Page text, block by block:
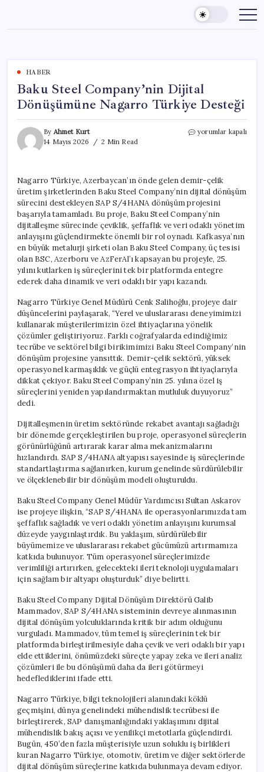
content
HABER
Baku Steel Company’nin Dijital
Dönüşümüne Nagarro Türkiye Desteği
By Ahmet Kurt
14 Mayıs 2026
2 Min Read
Baku
Nagarro
Türkiye
Desteği
için
yorumlar kapalı
Nagarro Türkiye, Azerbaycan’ın önde gelen demir-çelik
üretim şirketlerinden Baku Steel Company’nin dijital dönüşüm
sürecini destekleyen SAP S/4HANA dönüşüm projesini
başarıyla tamamladı. Bu proje, Baku Steel Company’nin
dijitalleşme sürecinde çeviklik, şeffaflık ve veri odaklı yönetim
anlayışını güçlendirmekte önemli bir rol oynadı. Kafkasya’nın
en büyük metalurji şirketi olan Baku Steel Company, üç tesisi
olan BSC, Azerboru ve AzFerAl’ı kapsayan bu projeyle, 25.
yılını kutlarken iş süreçlerini tek bir platformda entegre
ederek daha dinamik ve veri odaklı bir yapı kazandı.
Nagarro Türkiye Genel Müdürü Cenk Salihoğlu, projeye dair
düşüncelerini paylaşarak, “Yerel ve uluslararası deneyimimizi
kullanarak müşterilerimizin özel ihtiyaçlarına yönelik
çözümler geliştiriyoruz. Farklı coğrafyalarda edindiğimiz
tecrübe ve sektörel bilgi birikimimizi Baku Steel Company’nin
dönüşüm projesine yansıttık. Demir-çelik sektörü, yüksek
operasyonel karmaşıklık ve güçlü entegrasyon ihtiyaçlarıyla
dikkat çekiyor. Baku Steel Company’nin 25. yılına özel iş
süreçlerini yeniden yapılandırmaktan mutluluk duyuyoruz”
dedi.
Dijitalleşmenin üretim sektöründe rekabet avantajı sağladığı
bir dönemde gerçekleştirilen bu proje, operasyonel süreçlerin
görünürlüğünü artırarak karar alma mekanizmalarını
hızlandırdı. SAP S/4HANA altyapısı sayesinde iş süreçlerinde
standartlaştırma sağlanırken, kurum genelinde sürdürülebilir
ve ölçeklenebilir bir dönüşüm modeli oluşturuldu.
Baku Steel Company Genel Müdür Yardımcısı Sultan Askarov
ise projeye ilişkin, “SAP S/4HANA ile operasyonlarımızda tam
şeffaflık sağladık ve veri odaklı yönetim anlayışını kurumsal
düzeyde yaygınlaştırdık. Bu yaklaşım, sürdürülebilir
büyümemize ve uluslararası rekabet gücümüzü artırmamıza
katkıda bulunuyor. Tüm operasyonel süreçlerimizde
verimliliği artırırken, gelecekteki ileri teknoloji uygulamaları
için sağlam bir altyapı oluşturduk” diye belirtti.
Baku Steel Company Dijital Dönüşüm Direktörü Galib
Mammadov, SAP S/4HANA sisteminin devreye alınmasının
dijital dönüşüm yolculuklarında kritik bir adım olduğunu
vurguladı. Mammadov, tüm temel iş süreçlerinin tek bir
platformda birleştirilmesiyle daha çevik ve veri odaklı bir yapı
elde ettiklerini, önümüzdeki süreçte yapay zeka ve ileri analiz
çözümleri ile bu dönüşümü daha da ileri götürmeyi
hedeflediklerini ifade etti.
Nagarro Türkiye, bilgi teknolojileri alanındaki köklü
geçmişini, dünya genelindeki mühendislik tecrübesi ile
birleştirerek, SAP danışmanlığındaki yaklaşımını dijital
mühendislik bakış açısı ve yenilikçi metotlarla güçlendirdi.
Bugün, 450’den fazla müşterisiyle uzun soluklu iş birlikleri
kuran Nagarro Türkiye, otomotiv, üretim ve diğer sektörlerde
dijital dönüşüm süreçlerine katkıda bulunmaya devam ediyor.